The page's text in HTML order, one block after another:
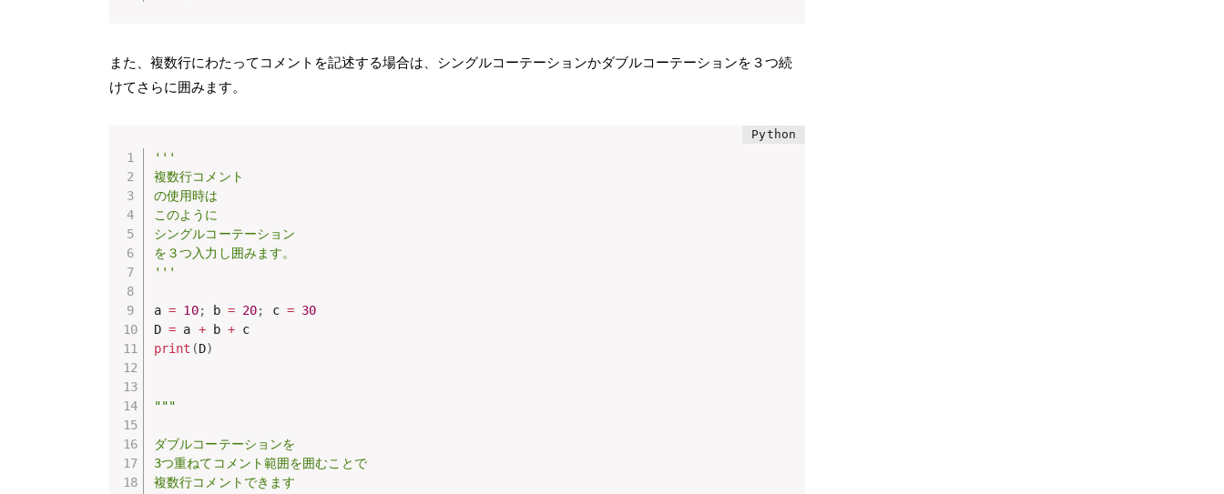
また、複数行にわたってコメントを記述する場合は、シングルコーテーションかダブルコーテーションを３つ続
けてさらに囲みます。
'''
複数行コメント
の使用時は
このように
シングルコーテーション
を３つ入力し囲みます。
'''
a = 10; b = 20; c = 30
D = a + b +
print (D)
"""
ダブルコーテーションを
3つ重ねてコメント範囲を囲むことで
複数行コメントできます